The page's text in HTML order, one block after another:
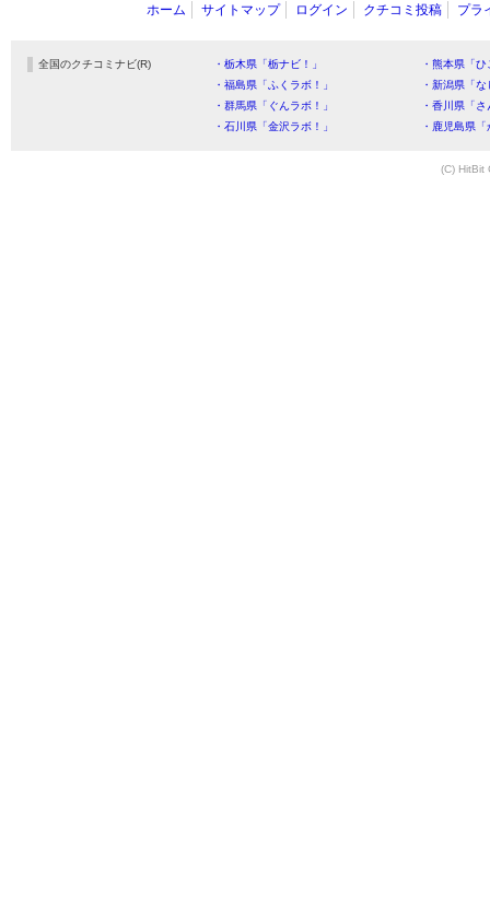
ホーム サイトマップ ログイン クチコミ投稿 プラ
全国のクチコミナビ(R) ・栃木県「栃ナビ！」
・熊本県「
・福島県「ふくラボ！」
・新潟県「
・群馬県「ぐんラボ！」
・香川県「
・石川県「金沢ラボ！」
・鹿児島県
(C) HitBit